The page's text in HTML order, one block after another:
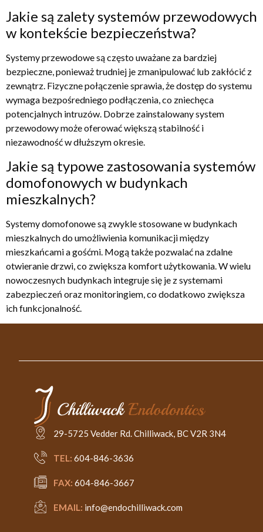
Jakie są zalety systemów przewodowych
w kontekście bezpieczeństwa?
Systemy przewodowe są często uważane za bardziej
bezpieczne, ponieważ trudniej je zmanipulować lub zakłócić z
zewnątrz. Fizyczne połączenie sprawia, że dostęp do systemu
wymaga bezpośredniego podłączenia, co zniechęca
potencjalnych intruzów. Dobrze zainstalowany system
przewodowy może oferować większą stabilność i
niezawodność w dłuższym okresie.
Jakie są typowe zastosowania systemów
domofonowych w budynkach
mieszkalnych?
Systemy domofonowe są zwykle stosowane w budynkach
mieszkalnych do umożliwienia komunikacji między
mieszkańcami a gośćmi. Mogą także pozwalać na zdalne
otwieranie drzwi, co zwiększa komfort użytkowania. W wielu
nowoczesnych budynkach integruje się je z systemami
zabezpieczeń oraz monitoringiem, co dodatkowo zwiększa
ich funkcjonalność.
29-5725 Vedder Rd. Chilliwack, BC V2R 3N4
TEL: 604-846-3636
FAX: 604-846-3667
EMAIL: info@endochilliwack.com